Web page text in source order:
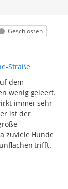
Status
Geschlossen
Straße
dem
wenig geleert.
immer sehr
ist der
zuviele Hunde
trifft.